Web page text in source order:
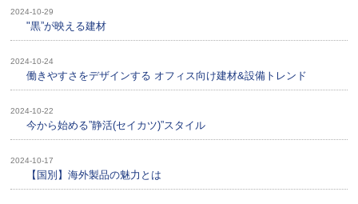
2024-10-29
"黒”が映える建材
2024-10-24
働きやすさをデザインする オフィス向け建材&設備トレンド
2024-10-22
今から始める”静活(セイカツ)”スタイル
2024-10-17
【国別】海外製品の魅力とは